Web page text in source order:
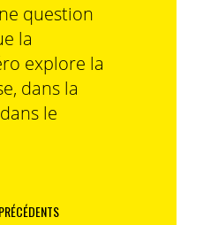
question
la
explore la
dans la
le